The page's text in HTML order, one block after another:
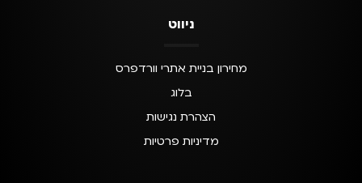
ניווט
מחירון בניית אתרי וורדפרס
בלוג
הצהרת נגישות
מדיניות פרטיות